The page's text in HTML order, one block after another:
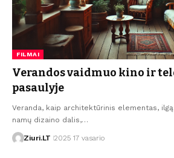
FILMAI
Verandos vaidmuo kino ir
pasaulyje
Veranda, kaip architektūrinis elementas,
namų dizaino dalis,…
Ziuri.LT 2025 17 vasario